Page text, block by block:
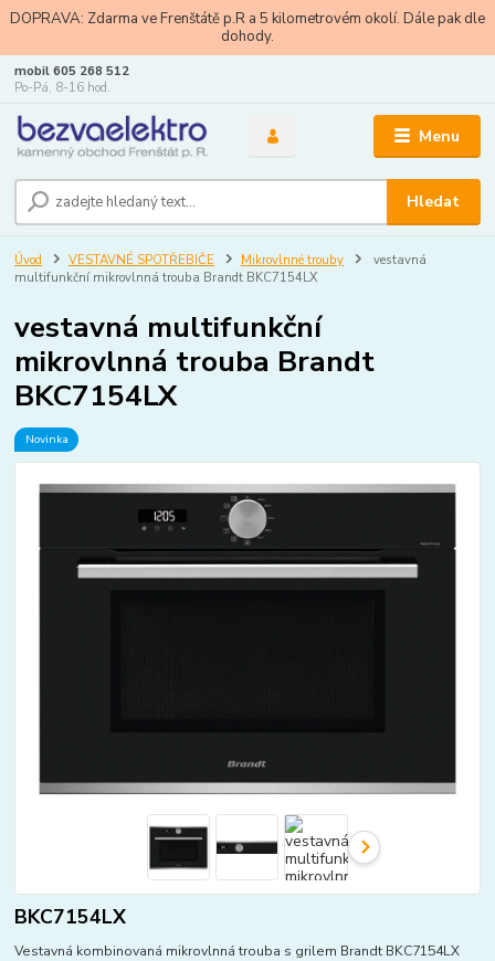
DOPRAVA: Zdarma ve Frenštátě p.R a 5 kilometrovém okolí. Dále pak dle
dohody.
Menu
Hledat
mobil 605 268 512
Po-Pá, 8-16 hod.
Úvod VESTAVNÉ SPOTŘEBIČE Mikrovlnné trouby
vestavná
multifunkční mikrovlnná trouba Brandt BKC7154LX
vestavná multifunkční
mikrovlnná trouba Brandt
BKC7154LX
Novinka
BKC7154LX
Vestavná kombinovaná mikrovlnná trouba s grilem Brandt BKC7154LX